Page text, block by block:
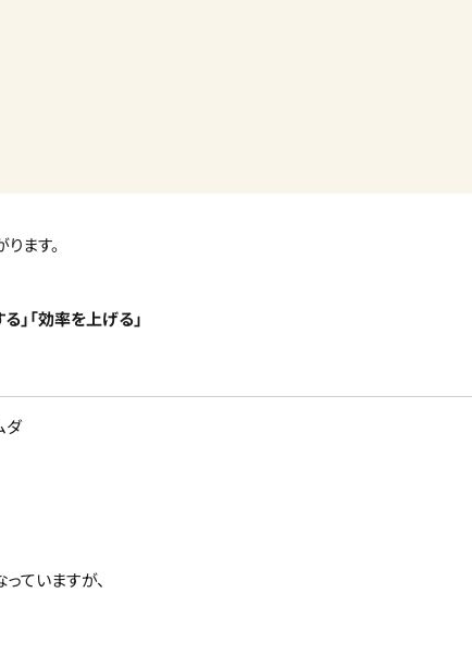
ます。
」「効率を上げる」
ダ
っていますが、